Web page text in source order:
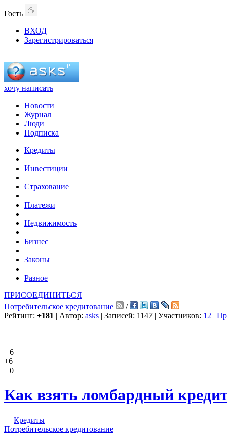
Гость
ВХОД
Зарегистрироваться
хочу написать
Новости
Журнал
Люди
Подписка
Кредиты
|
Инвестиции
|
Страхование
|
Платежи
|
Недвижимость
|
Бизнес
|
Законы
|
Разное
ПРИСОЕДИНИТЬСЯ
Потребительское кредитование
/
Рейтинг: +181 | Автор: asks | Записей: 1147 | Участников: 12 |
6
+6
0
Как взять ломбардный
| Кредиты
Потребительское кредитование